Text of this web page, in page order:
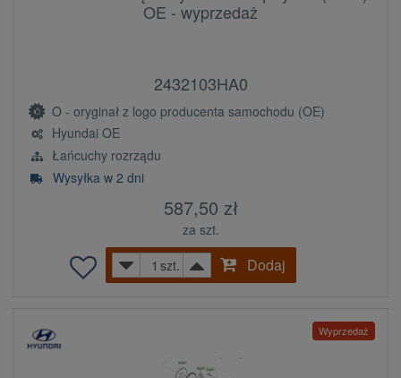
OE - wyprzedaż
2432103HA0
O - oryginał z logo producenta samochodu (OE)
Hyundai OE
Łańcuchy rozrządu
Wysyłka w 2 dni
587,50 zł
za szt.
szt.
Dodaj
Wyprzedaż